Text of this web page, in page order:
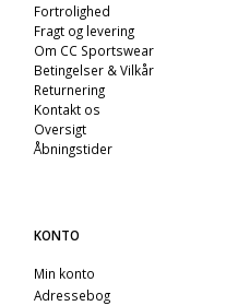
Fortrolighed
Fragt og levering
Om CC Sportswear
Betingelser & Vilkår
Returnering
Kontakt os
Oversigt
Åbningstider
KONTO
Min konto
Adressebog